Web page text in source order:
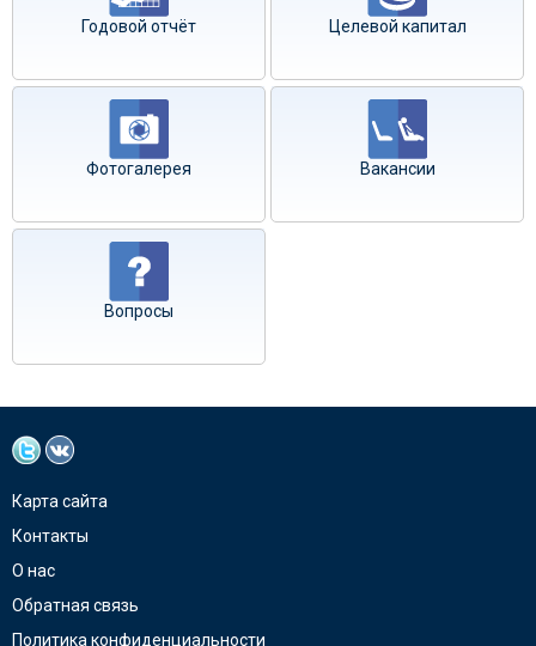
Годовой отчёт Целевой капитал
Фотогалерея Вакансии
Вопросы
Карта сайта
Контакты
О нас
Обратная связь
Политика конфиденциальности